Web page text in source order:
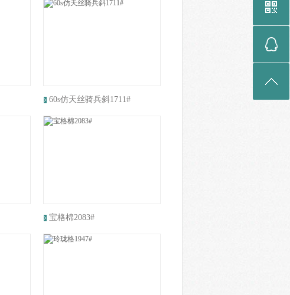
60s仿天丝骑兵斜1711#
宝格棉2083#